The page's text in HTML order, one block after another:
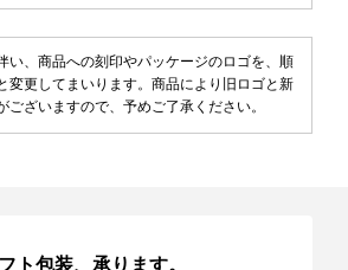
い、商品への刻印やパッケージのロゴを、順
変更してまいります。商品により旧ロゴと新
ございますので、予めご了承ください。
ト包装、承ります。